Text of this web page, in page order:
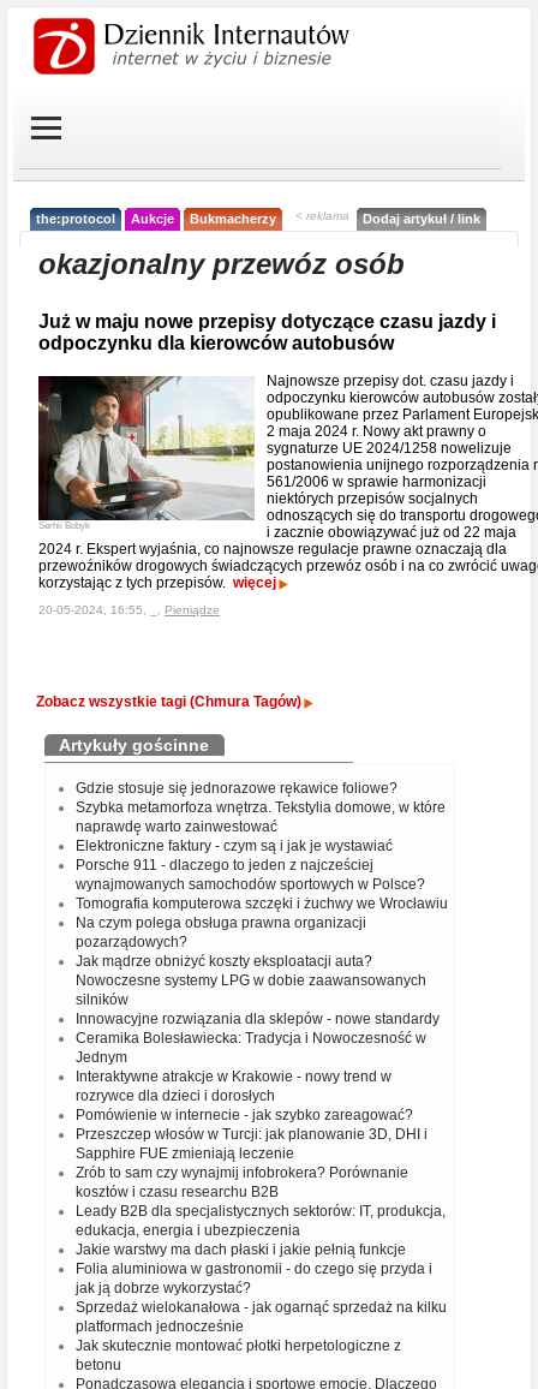
the:protocol Aukcje Bukmacherzy < reklama Dodaj artykuł / link
okazjonalny przewóz osób
Już w maju nowe przepisy dotyczące czasu jazdy i
odpoczynku dla kierowców autobusów
Serhii Bobyk
Najnowsze przepisy dot. czasu jazdy i
odpoczynku kierowców autobusów
opublikowane przez Parlament
2 maja 2024 r. Nowy akt prawny o
sygnaturze UE 2024/1258 nowelizuje
postanowienia unijnego rozporządzenia
561/2006 w sprawie harmonizacji
niektórych przepisów socjalnych
odnoszących się do transportu
i zacznie obowiązywać już od 22 maja
2024 r. Ekspert wyjaśnia, co najnowsze regulacje prawne oznaczają dla
przewoźników drogowych świadczących przewóz osób i na co zwrócić
korzystając z tych przepisów. więcej
20-05-2024, 16:55, _, Pieniądze
Zobacz wszystkie tagi (Chmura Tagów)
Artykuły gościnne
Gdzie stosuje się jednorazowe rękawice foliowe?
Szybka metamorfoza wnętrza. Tekstylia domowe, w które
naprawdę warto zainwestować
Elektroniczne faktury - czym są i jak je wystawiać
Porsche 911 - dlaczego to jeden z najcześciej
wynajmowanych samochodów sportowych w Polsce?
Tomografia komputerowa szczęki i żuchwy we Wrocławiu
Na czym polega obsługa prawna organizacji
pozarządowych?
Jak mądrze obniżyć koszty eksploatacji auta?
Nowoczesne systemy LPG w dobie zaawansowanych
silników
Innowacyjne rozwiązania dla sklepów - nowe standardy
Ceramika Bolesławiecka: Tradycja i Nowoczesność w
Jednym
Interaktywne atrakcje w Krakowie - nowy trend w
rozrywce dla dzieci i dorosłych
Pomówienie w internecie - jak szybko zareagować?
Przeszczep włosów w Turcji: jak planowanie 3D, DHI i
Sapphire FUE zmieniają leczenie
Zrób to sam czy wynajmij infobrokera? Porównanie
kosztów i czasu researchu B2B
Leady B2B dla specjalistycznych sektorów: IT, produkcja,
edukacja, energia i ubezpieczenia
Jakie warstwy ma dach płaski i jakie pełnią funkcje
Folia aluminiowa w gastronomii - do czego się przyda i
jak ją dobrze wykorzystać?
Sprzedaż wielokanałowa - jak ogarnąć sprzedaż na kilku
platformach jednocześnie
Jak skutecznie montować płotki herpetologiczne z
betonu
Ponadczasowa elegancja i sportowe emocje. Dlaczego